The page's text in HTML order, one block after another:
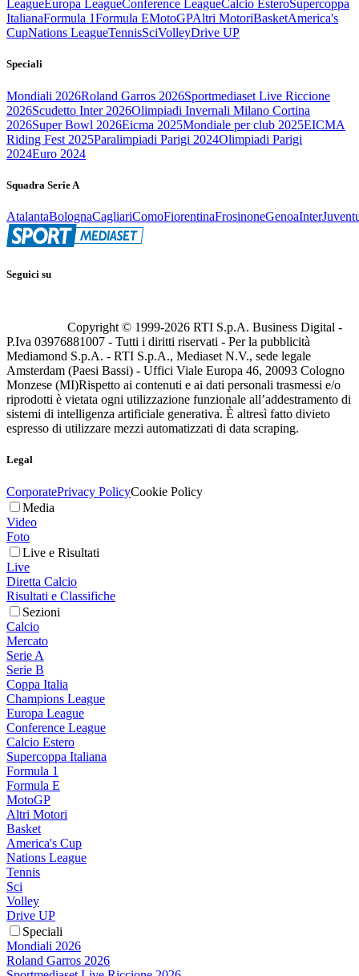
LeagueEuropa LeagueConference LeagueCalcio EsteroSupercoppa
ItalianaFormula 1Formula EMotoGPAltri MotoriBasketAmerica's
CupNations LeagueTennisSciVolleyDrive UP
Speciali
Mondiali 2026Roland Garros 2026Sportmediaset Live Riccione
2026Scudetto Inter 2026Olimpiadi Invernali Milano Cortina
2026Super Bowl 2026Eicma 2025Mondiale per club 2025EICMA
Riding Fest 2025Paralimpiadi Parigi 2024Olimpiadi Parigi
2024Euro 2024
Squadra Serie A
AtalantaBolognaCagliariComoFiorentinaFrosinoneGenoaInter
Seguici su
Copyright © 1999-2026 RTI S.p.A. Business Digital -
P.Iva 03976881007 - Tutti i diritti riservati - Per la pubblicità
Mediamond S.p.A. - RTI S.p.A., Mediaset N.V., sede legale
Amsterdam (Paesi Bassi) - Uffici Viale Europa 46, 20093 Cologno
Monzese (MI)Rispetto ai contenuti e ai dati personali trasmessi e/o
riprodotti è vietata ogni utilizzazione funzionale all’addestramento di
sistemi di intelligenza artificiale generativa. È altresì fatto divieto
espresso di utilizzare mezzi automatizzati di data scraping.
Legal
CorporatePrivacy PolicyCookie Policy
Media
Video
Foto
Live e Risultati
Live
Diretta Calcio
Risultati e Classifiche
Sezioni
Calcio
Mercato
Serie A
Serie B
Coppa Italia
Champions League
Europa League
Conference League
Calcio Estero
Supercoppa Italiana
Formula 1
Formula E
MotoGP
Altri Motori
Basket
America's Cup
Nations League
Tennis
Sci
Volley
Drive UP
Speciali
Mondiali 2026
Roland Garros 2026